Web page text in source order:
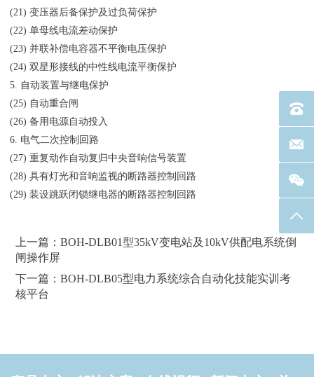
(21) 变压器后备保护及过负荷保护
(22) 单母线电流差动保护
(23) 并联补偿电容器不平衡电压保护
(24) 双星形接线的中性线电流平衡保护
5. 自动装置与继电保护
(25) 自动重合闸
(26) 备用电源自动投入
6. 电气二次控制回路
(27) 重复动作自动复归中央音响信号装置
(28) 具有灯光和音响监视的断路器控制回路
(29) 装设跳跃闭锁继电器的断路器控制回路
上一篇：BOH-DLB01型35kV变电站及10kV供配电系统倒
闸操作屏
下一篇：BOH-DLB05型电力系统综合自动化技能实训考
核平台
电话
联系
返回